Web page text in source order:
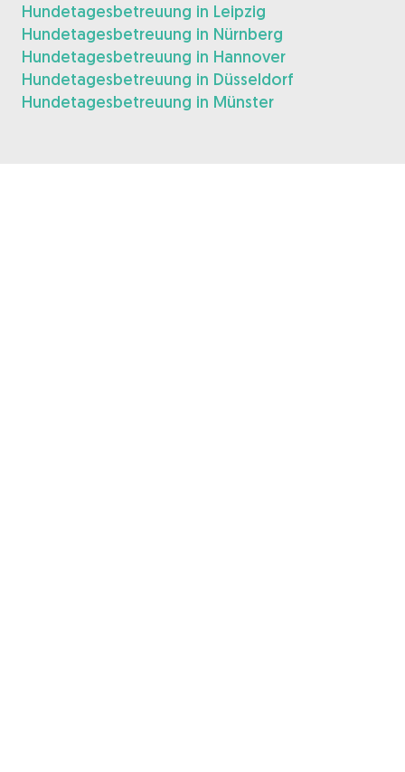
Hundetagesbetreuung in Leipzig
Hundetagesbetreuung in Nürnberg
Hundetagesbetreuung in Hannover
Hundetagesbetreuung in Düsseldorf
Hundetagesbetreuung in Münster